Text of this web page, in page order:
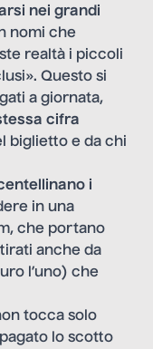
nei grandi
nomi che
realtà i piccoli
Questo si
a giornata,
cifra
biglietto e da chi
i
in una
che portano
anche da
l’uno) che
tocca solo
lo scotto